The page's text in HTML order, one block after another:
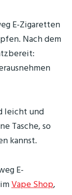
E-Zigaretten
Nach dem
leicht und
Tasche, so
kannst.
E-
Vape Shop,